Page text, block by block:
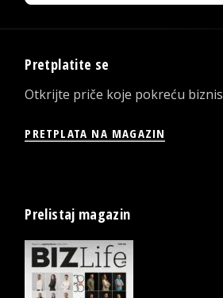
Pretplatite se
Otkrijte priče koje pokreću biznis
PRETPLATA NA MAGAZIN
Prelistaj magazin